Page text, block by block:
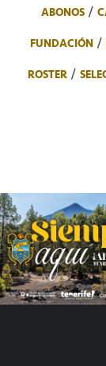
ABONOS
FUNDACIÓN
ROSTER